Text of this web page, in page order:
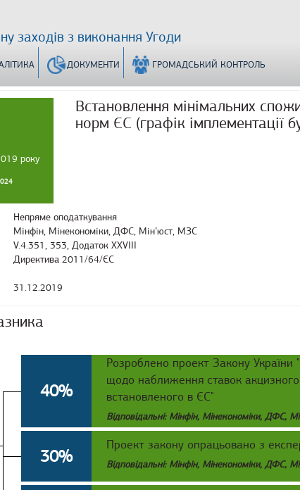
заходів з виконання Угоди
ДОКУМЕНТИ ГРОМАДСЬКИЙ КОНТРОЛЬ
року
Встановлення мінімальних
норм ЄС (графік імплементації
Непряме оподаткування
Мінфін, Мінекономіки, ДФС, Мін’юст, МЗС
V.4.351, 353, Додаток XXVIII
Директива 2011/64/ЄС
31.12.2019
40%
Розроблено проект Закону України
щодо наближення ставок
встановленого в ЄС"
Відповідальні: Мінфін, Мінекономіки, ДФС,
30%
Проект закону опрацьовано з
Відповідальні: Мінфін, Мінекономіки, ДФС,